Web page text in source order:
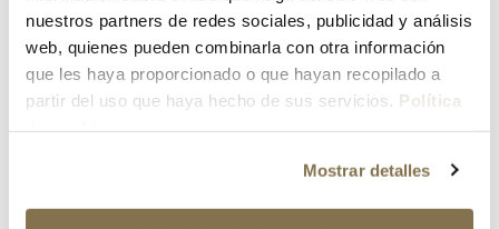
nuestros partners de redes sociales, publicidad y análisis
web, quienes pueden combinarla con otra información
que les haya proporcionado o que hayan recopilado a
partir del uso que haya hecho de sus servicios. Política
Mostrar detalles
¿Has olvidado tu contraseña?